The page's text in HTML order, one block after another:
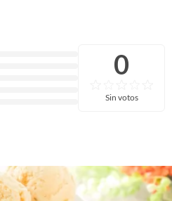
0
Sin votos